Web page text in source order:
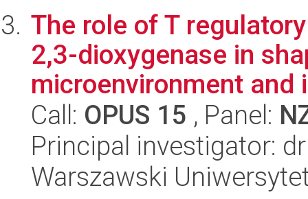
The role of T
2,3-dioxygenase in
microenvironment and
Call: OPUS 15 , Panel:
Principal investigator:
Warszawski